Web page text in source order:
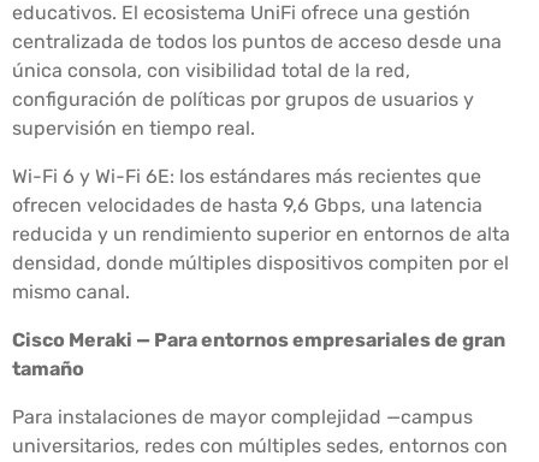
educativos. El ecosistema UniFi ofrece una gestión
centralizada de todos los puntos de acceso desde una
única consola, con visibilidad total de la red,
configuración de políticas por grupos de usuarios y
supervisión en tiempo real.
Wi-Fi 6 y Wi-Fi 6E: los estándares más recientes que
ofrecen velocidades de hasta 9,6 Gbps, una latencia
reducida y un rendimiento superior en entornos de alta
densidad, donde múltiples dispositivos compiten por el
mismo canal.
Cisco Meraki — Para entornos empresariales de gran
tamaño
Para instalaciones de mayor complejidad —campus
universitarios, redes con múltiples sedes, entornos con